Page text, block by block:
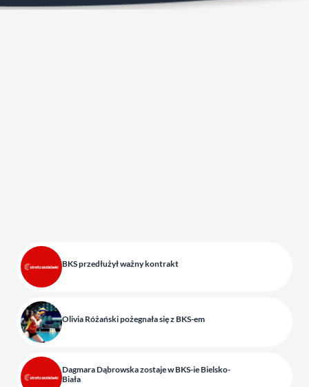
BKS przedłużył ważny kontrakt
Olivia Różański pożegnała się z BKS-em
Dagmara Dąbrowska zostaje w BKS-ie Bielsko-
Biała